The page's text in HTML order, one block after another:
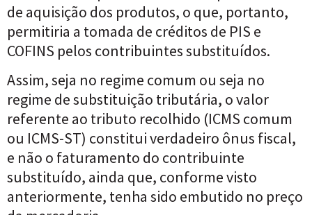
de aquisição dos produtos, o que, portanto,
permitiria a tomada de créditos de PIS e
COFINS pelos contribuintes substituídos.
Assim, seja no regime comum ou seja no
regime de substituição tributária, o valor
referente ao tributo recolhido (ICMS comum
ou ICMS-ST) constitui verdadeiro ônus fiscal,
e não o faturamento do contribuinte
substituído, ainda que, conforme visto
anteriormente, tenha sido embutido no preço